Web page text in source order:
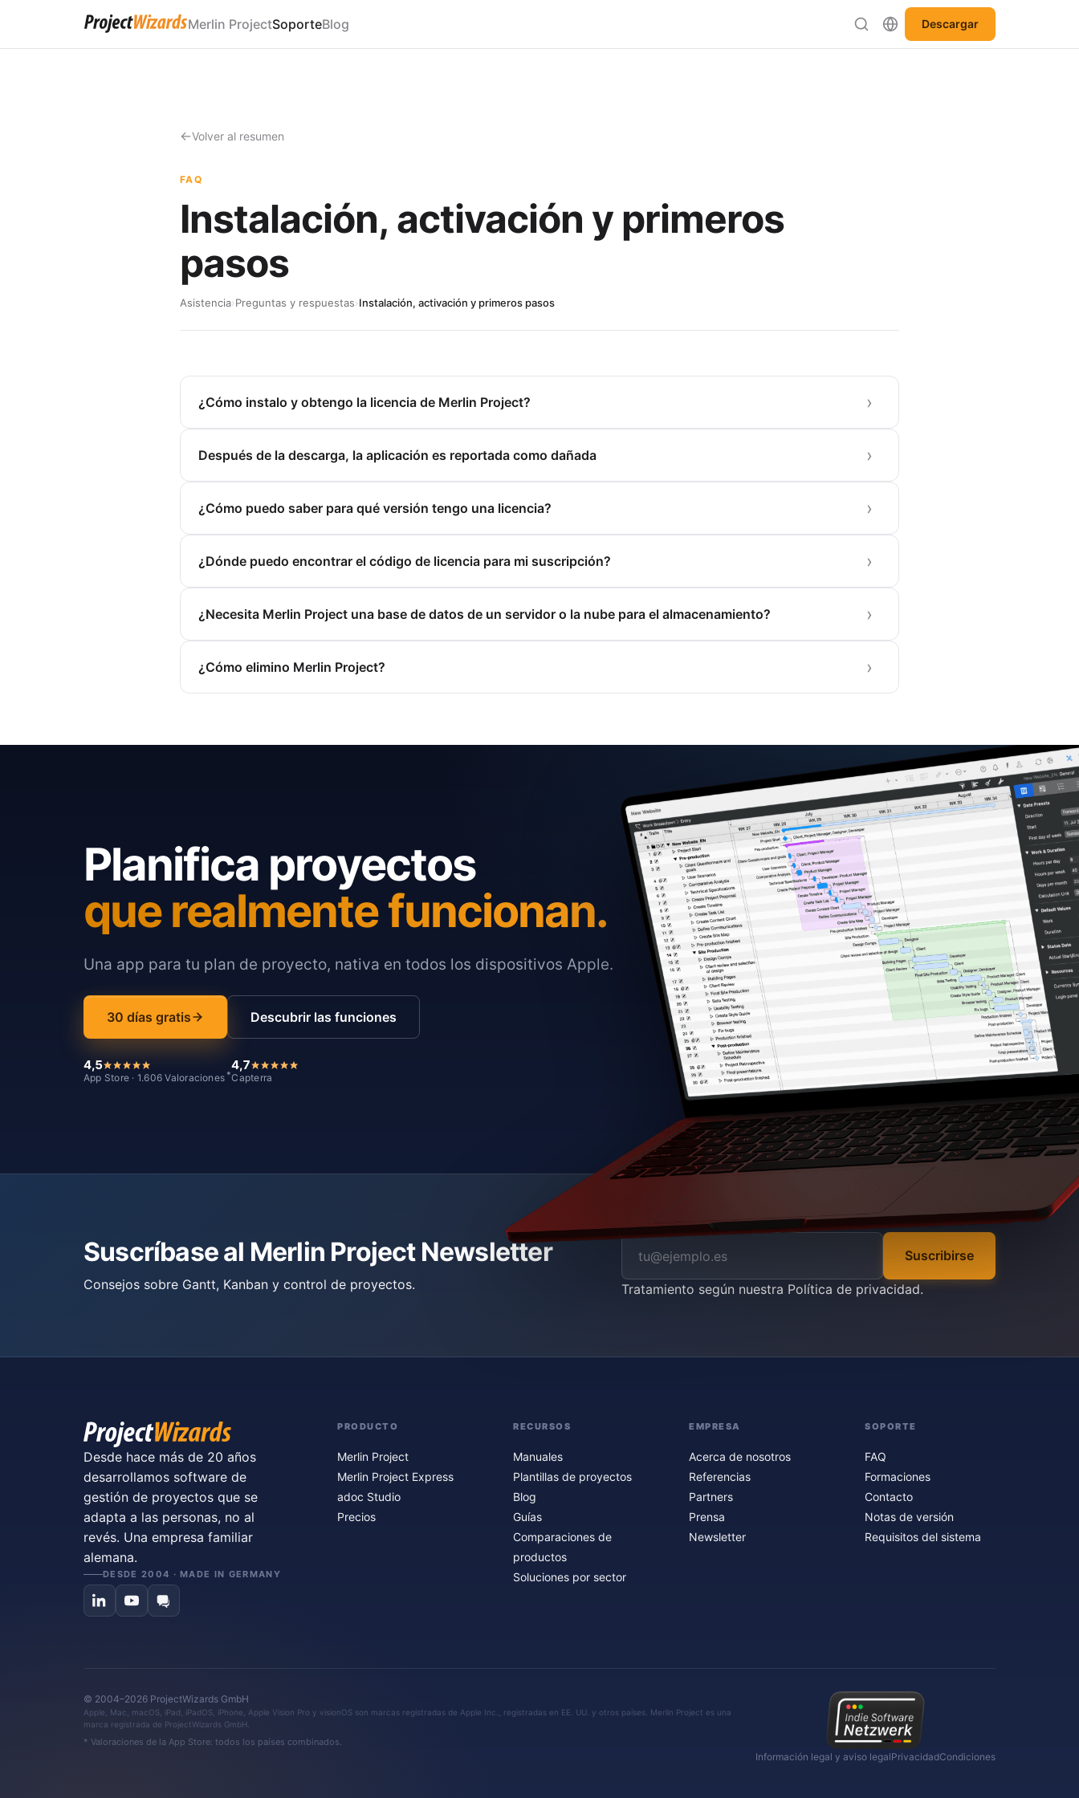
Merlin ProjectSoporteBlog Descargar
Volver al resumen
FAQ
Instalación, activación y primeros
pasos
Asistencia›Preguntas y respuestas›Instalación, activación y primeros pasos
¿Cómo instalo y obtengo la licencia de Merlin Project?
Después de la descarga, la aplicación es reportada como dañada
¿Cómo puedo saber para qué versión tengo una licencia?
¿Dónde puedo encontrar el código de licencia para mi suscripción?
¿Necesita Merlin Project una base de datos de un servidor o la nube para el almacenamiento?
¿Cómo elimino Merlin Project?
Planifica proyectos
que realmente funcionan.
Una app para tu plan de proyecto, nativa en todos los dispositivos Apple.
30 días gratis Descubrir las funciones
4,5
App Store · 1.606 Valoraciones *
4,7
Capterra
Suscríbase al Merlin Project Newsletter
Consejos sobre Gantt, Kanban y control de proyectos.
Suscribirse
Tratamiento según nuestra Política de privacidad.
Desde hace más de 20 años
desarrollamos software de
gestión de proyectos que se
adapta a las personas, no al
revés. Una empresa familiar
alemana.
DESDE 2004 · MADE IN GERMANY
PRODUCTO
Merlin Project
Merlin Project Express
adoc Studio
Precios
RECURSOS
Manuales
Plantillas de proyectos
Blog
Guías
Comparaciones de
productos
Soluciones por sector
EMPRESA
Acerca de nosotros
Referencias
Partners
Prensa
Newsletter
SOPORTE
FAQ
Formaciones
Contacto
Notas de versión
Requisitos del sistema
© 2004–2026 ProjectWizards GmbH
Apple, Mac, macOS, iPad, iPadOS, iPhone, Apple Vision Pro y visionOS son marcas registradas de Apple Inc., registradas en EE. UU. y otros países. Merlin Project es una
marca registrada de ProjectWizards GmbH.
* Valoraciones de la App Store: todos los países combinados.
Información legal y aviso legalPrivacidadCondiciones